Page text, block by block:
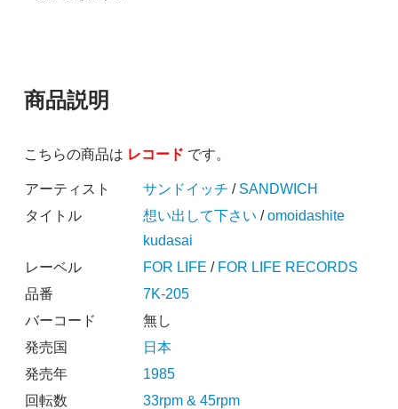
商品説明
こちらの商品は レコード です。
アーティスト サンドイッチ / SANDWICH
タイトル
想い出して下さい /omoidashite
kudasai
レーベル
FOR LIFE / FOR LIFE RECORDS
品番
7K-205
バーコード
無し
発売国
日本
発売年
1985
回転数
33rpm & 45rpm